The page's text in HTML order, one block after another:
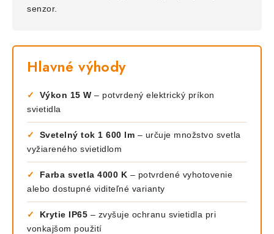
senzor.
Hlavné výhody
✓ Výkon 15 W – potvrdený elektrický príkon
svietidla
✓ Svetelný tok 1 600 lm – určuje množstvo svetla
vyžiareného svietidlom
✓ Farba svetla 4000 K – potvrdené vyhotovenie
alebo dostupné viditeľné varianty
✓ Krytie IP65 – zvyšuje ochranu svietidla pri
vonkajšom použití